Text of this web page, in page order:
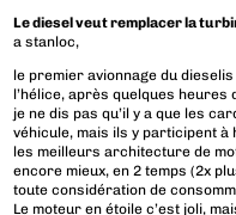
Le diesel veut remplacer la
a stanloc,
le premier avionnage du
l’hélice, après quelques heures
je ne dis pas qu’il y a que les
véhicule, mais ils y participent à
les meilleurs architecture de
encore mieux, en 2 temps (2x
toute considération de
Le moteur en étoile c’est joli,